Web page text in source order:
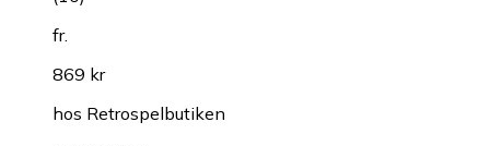
fr.
869 kr
hos Retrospelbutiken